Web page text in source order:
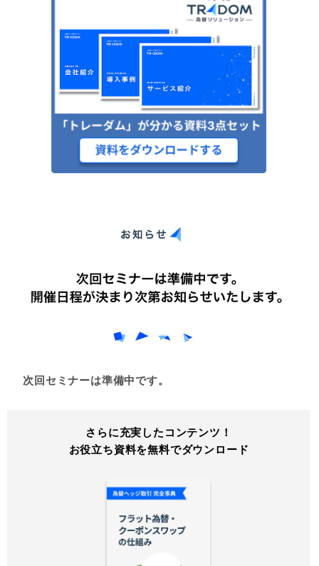
次回セミナーは準備中です。
さらに充実したコンテンツ！
お役立ち資料を無料でダウンロード